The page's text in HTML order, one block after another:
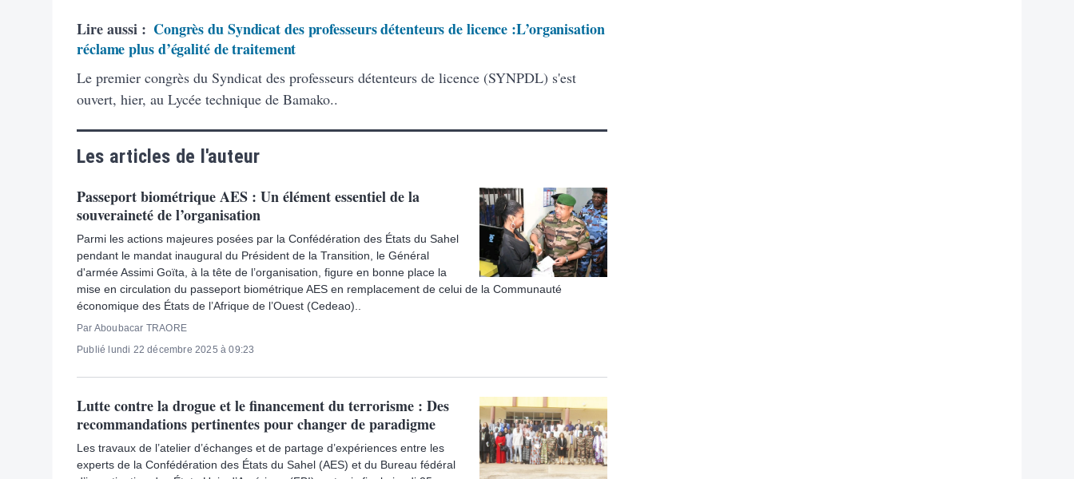
Lire aussi : Congrès du Syndicat des professeurs détenteurs de licence :L’organisation
réclame plus d’égalité de traitement
Le premier congrès du Syndicat des professeurs détenteurs de licence (SYNPDL) s'est
ouvert, hier, au Lycée technique de Bamako..
Les articles de l'auteur
Passeport biométrique AES : Un élément essentiel de la
souveraineté de l’organisation
Parmi les actions majeures posées par la Confédération des États du Sahel
pendant le mandat inaugural du Président de la Transition, le Général
d'armée Assimi Goïta, à la tête de l’organisation, figure en bonne place la
mise en circulation du passeport biométrique AES en remplacement de celui de la Communauté
économique des États de l’Afrique de l’Ouest (Cedeao)..
Par Aboubacar TRAORE
Publié lundi 22 décembre 2025 à 09:23
Lutte contre la drogue et le financement du terrorisme : Des
recommandations pertinentes pour changer de paradigme
Les travaux de l’atelier d’échanges et de partage d’expériences entre les
experts de la Confédération des États du Sahel (AES) et du Bureau fédéral